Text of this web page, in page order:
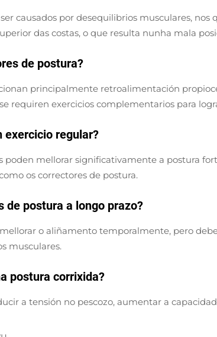
causados por desequilibrios musculares,
das costas, o que resulta nunha mala
de postura?
principalmente retroalimentación
requiren exercicios complementarios para
exercicio regular?
poden mellorar significativamente a postura
os correctores de postura.
de postura a longo prazo?
o aliñamento temporalmente, pero
musculares.
postura corrixida?
a tensión no pescozo, aumentar a